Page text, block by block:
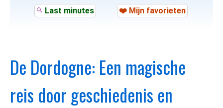
Last minutes ❤️ Mijn favorieten
De Dordogne: Een magische
reis door geschiedenis en